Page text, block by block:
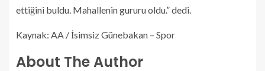
ettiğini buldu. Mahallenin gururu oldu.” dedi.
Kaynak: AA / İsimsiz Günebakan – Spor
About The Author